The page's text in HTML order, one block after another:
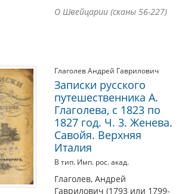
О Швейцарии (сканы 56-227)
Глаголев Андрей Гаврилович
Записки русского
путешественника А.
Глаголева, с 1823 по
1827 год. Ч. 3. Женева.
Савойя. Верхняя
Италия
В тип. Имп. рос. акад.
Глаголев, Андрей
Гаврилович (1793 или 1799-